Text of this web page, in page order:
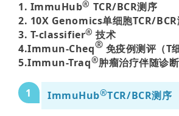
1. ImmuHub® TCR/BCR测序
2. 10X Genomics单细胞TCR/BCR
3. T-classifier® 技术
4.Immun-Cheq® 免疫例测评（T
5.Immun-Traq®肿瘤治疗伴随诊断
1 ImmuHub®TCR/BCR测序